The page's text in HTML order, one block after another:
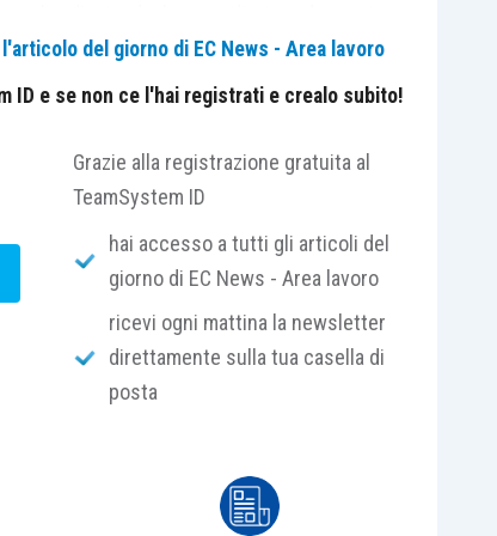
datoriale e le finalità tipiche
nel principio di libertà dell’iniziativa economica
presentare necessariamente i caratteri
il trasferimento concreti una tra le scelte
sul piano tecnico, organizzativo o
natura del trasferimento di una lavoratrice
datrice di lavoro, annullato dalla
del ricorso datoriale, censurano l’impostazione
del giorno di EC News - Area lavoro
ID e se non ce l'hai registrati e crealo subito!
Grazie alla registrazione gratuita al
TeamSystem ID
hai accesso a tutti gli articoli del
giorno di EC News - Area lavoro
ricevi ogni mattina la newsletter
direttamente sulla tua casella di
posta